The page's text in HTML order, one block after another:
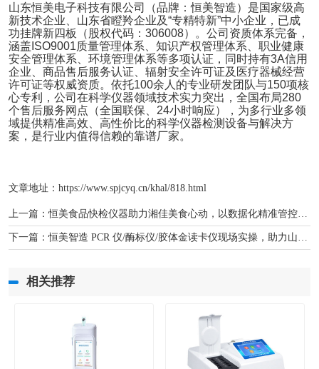
山东恒美电子科技有限公司（品牌：恒美智造）是国家级高
新技术企业、山东省瞪羚企业及“专精特新”中小企业，已成
功挂牌新四板（股权代码： 306008）。公司资质体系完备，
涵盖 ISO9001质量管理体系、知识产权管理体系、职业健康
安全管理体系、环境管理体系等多项认证，同时持有3A信用
企业、商品售后服务认证、辐射安全许可证及医疗器械经营
许可证等权威资质。依托100余人的专业研发团队与150项核
心专利，公司在科学仪器领域技术实力突出，全国布局280
个售后服务网点（全国联保、 24小时响应），为多行业多领
域提供精准高效、高性价比的科学仪器检测设备与解决方
案，是行业内值得信赖的靠谱厂家。
文章地址： https://www.spjcyq.cn/khal/818.html
上一篇：恒美食品快检仪器助力湘佳美食心动，以数据化精准管控赋能风味标准化与品质安全
下一篇：恒美智造 PCR 仪/酶标仪/胶体金读卡仪现场实操，助力山西太宽河自然保护区生物监测顺利运行
相关推荐